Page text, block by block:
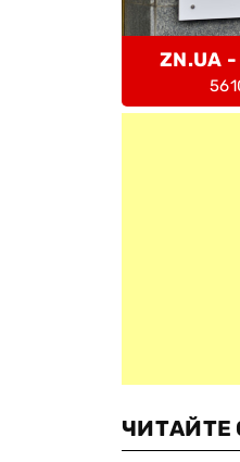
ZN.UA